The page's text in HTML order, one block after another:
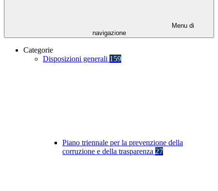
Menu di
navigazione
Categorie
Disposizioni generali 159
Piano triennale per la prevenzione della
corruzione e della trasparenza 27